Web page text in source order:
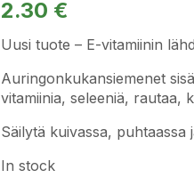
2.30 €
Uusi tuote – E-vitamiinin
Auringonkukansiemenet
vitamiinia, seleeniä, rautaa,
Säilytä kuivassa, puhtaassa
In stock